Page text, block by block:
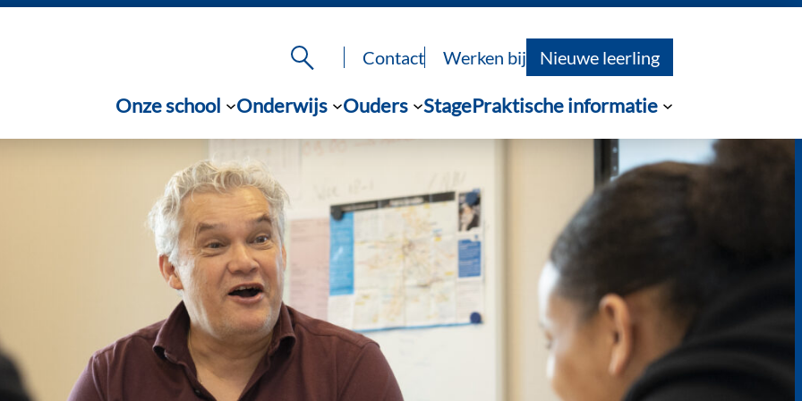
Contact Werken bij Nieuwe leerling
Onze school Onderwijs Ouders StagePraktische informatie